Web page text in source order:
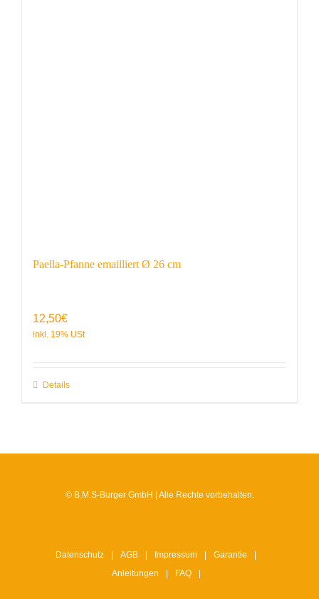
Paella-Pfanne emailliert Ø 26 cm
12,50€
Details
© B.M.S-Burger GmbH | Alle Rechte vorbehalten.
Datenschutz AGB Impressum
Garantie
Anleitungen
FAQ